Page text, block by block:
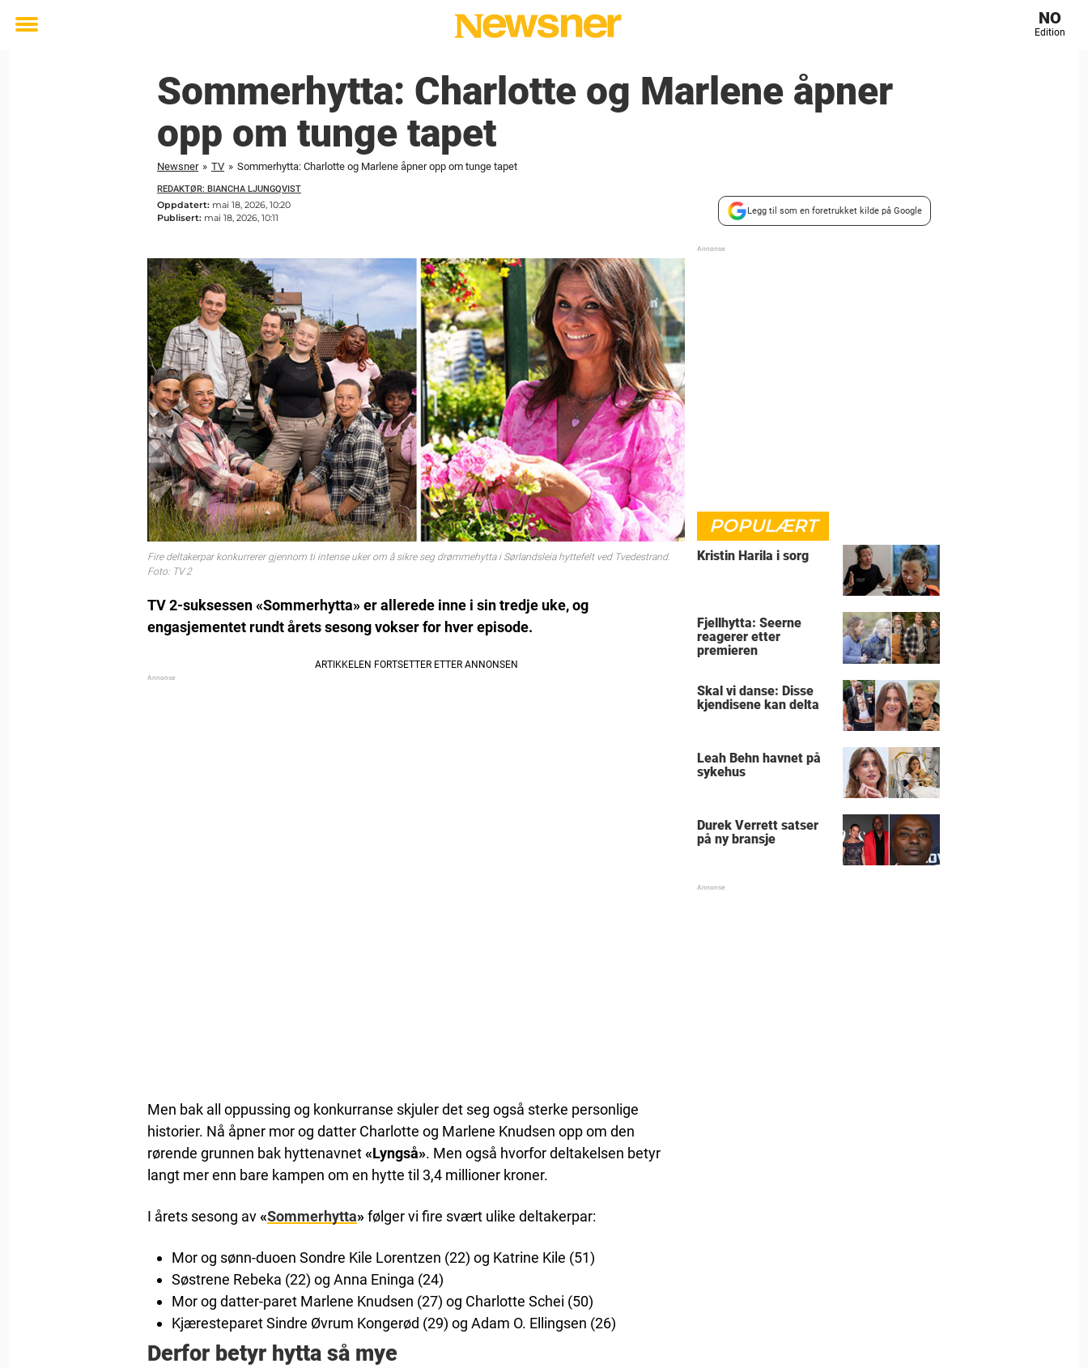
Toggle
NO
Edition
Sommerhytta: Charlotte og Marlene åpner
opp om tunge tapet
Newsner » TV » Sommerhytta: Charlotte og Marlene åpner opp om tunge tapet
REDAKTØR: BIANCHA LJUNGQVIST
Oppdatert: mai 18, 2026, 10:20
Publisert: mai 18, 2026, 10:11
Legg til som en foretrukket kilde på Google
Fire deltakerpar konkurrerer gjennom ti intense uker om å sikre seg drømmehytta i Sørlandsleia hyttefelt ved Tvedestrand.
Foto: TV 2
TV 2-suksessen «Sommerhytta» er allerede inne i sin tredje uke, og
engasjementet rundt årets sesong vokser for hver episode.
Men bak all oppussing og konkurranse skjuler det seg også sterke personlige
historier. Nå åpner mor og datter Charlotte og Marlene Knudsen opp om den
rørende grunnen bak hyttenavnet«Lyngså». Men også hvorfor deltakelsen betyr
langt mer enn bare kampen om en hytte til 3,4 millioner kroner.
I årets sesong av«Sommerhytta»følger vi fire svært ulike deltakerpar:
Mor og sønn-duoen Sondre Kile Lorentzen (22) og Katrine Kile (51)
Søstrene Rebeka (22) og Anna Eninga (24)
Mor og datter-paret Marlene Knudsen (27) og Charlotte Schei (50)
Kjæresteparet Sindre Øvrum Kongerød (29) og Adam O. Ellingsen (26)
Derfor betyr hytta så mye
POPULÆRT
Kristin Harila i sorg
Fjellhytta: Seerne
reagerer etter
premieren
Skal vi danse: Disse
kjendisene kan delta
Leah Behn havnet på
sykehus
Durek Verrett satser
på ny bransje